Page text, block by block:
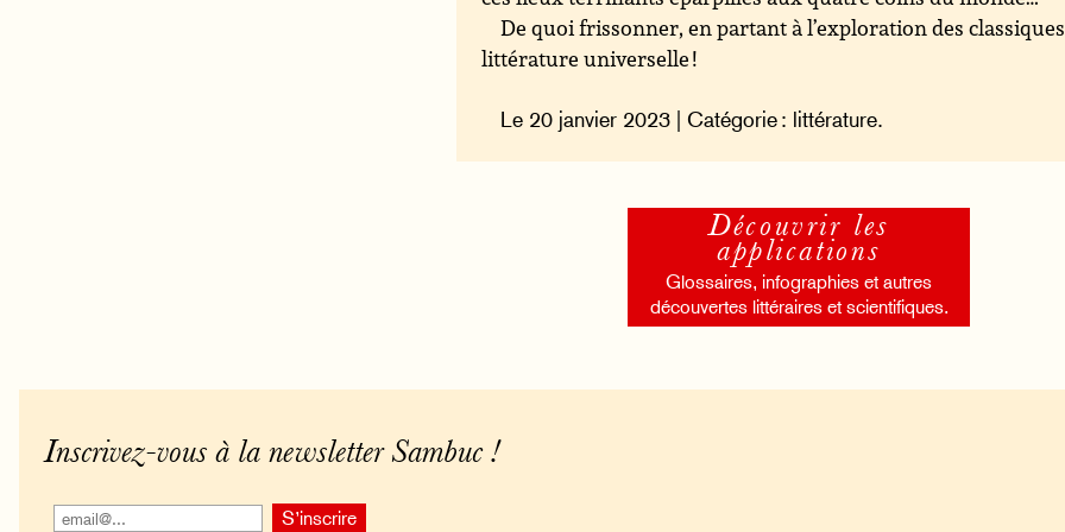
De quoi frissonner, en partant à l’exploration des
littérature universelle !
Le 20 janvier 2023 | Catégorie : littérature.
Découvrir les
applications
Glossaires, infographies et autres
découvertes littéraires et scientifiques.
Inscrivez-vous à la newsletter Sambuc !